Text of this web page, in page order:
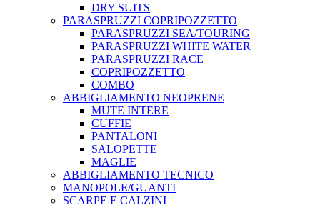
DRY SUITS
PARASPRUZZI COPRIPOZZETTO
PARASPRUZZI SEA/TOURING
PARASPRUZZI WHITE WATER
PARASPRUZZI RACE
COPRIPOZZETTO
COMBO
ABBIGLIAMENTO NEOPRENE
MUTE INTERE
CUFFIE
PANTALONI
SALOPETTE
MAGLIE
ABBIGLIAMENTO TECNICO
MANOPOLE/GUANTI
SCARPE E CALZINI